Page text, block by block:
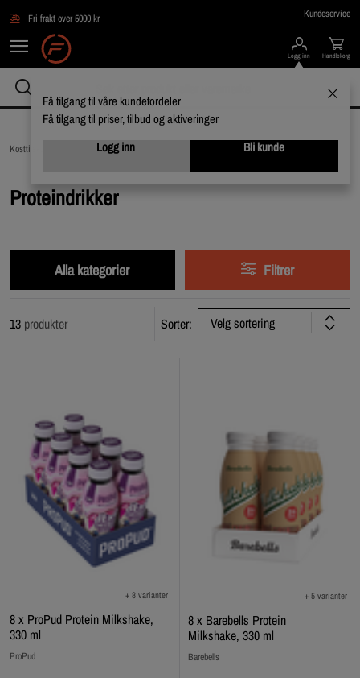
Fri frakt over 5000 kr Kundeservice
Logg inn
Få tilgang til våre kundefordeler
Få tilgang til priser, tilbud og aktiveringer
Logg inn
Bli kunde
Handlekorg
Kosttilskudd / Drikkevarer /Proteindrikker
Proteindrikker
Alla kategorier Filtrer
13 produkter Sorter: Velg sortering
8 x ProPud Protein Milkshake,
330 ml
+ 8 varianter
ProPud
8 x Barebells Protein
Milkshake, 330 ml
+ 5 varianter
Barebells